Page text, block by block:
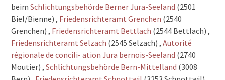
beimSchlichtungsbehörde Berner Jura-Seeland (2501
Biel/Bienne) , Friedensrichteramt Grenchen (2540
Grenchen) , Friedensrichteramt Bettlach (2544 Bettlach) ,
Friedensrichteramt Selzach (2545 Selzach) ,Autorité
régionale de concili- ation Jura bernois-Seeland (2740
Moutier) ,Schlichtungsbehörde Bern-Mittelland (3008